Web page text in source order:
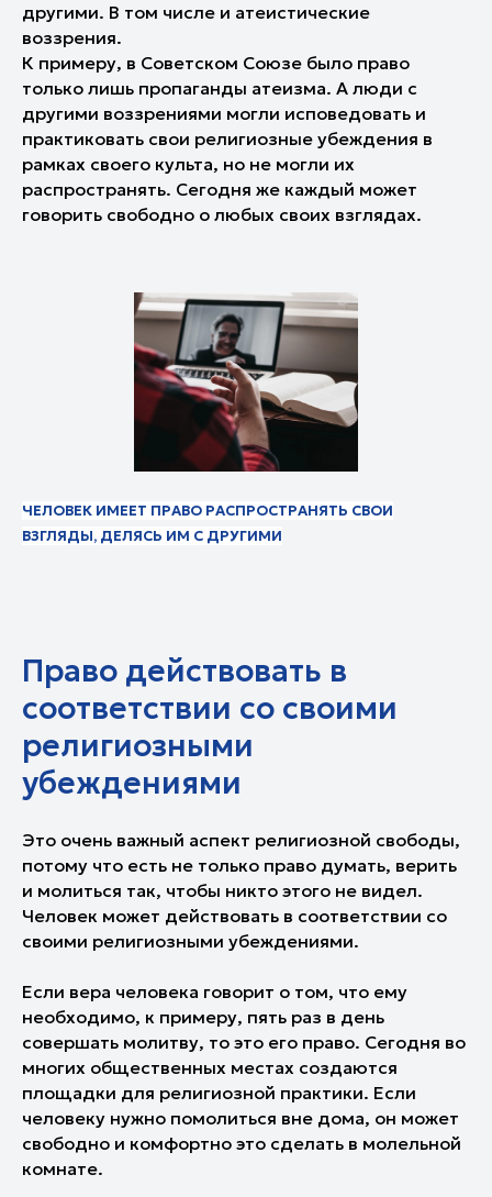
другими. В том числе и атеистические
воззрения.
К примеру, в Советском Союзе было право
только лишь пропаганды атеизма. А люди с
другими воззрениями могли исповедовать и
практиковать свои религиозные убеждения в
рамках своего культа, но не могли их
распространять. Сегодня же каждый может
говорить свободно о любых своих взглядах.
ЧЕЛОВЕК ИМЕЕТ ПРАВО РАСПРОСТРАНЯТЬ СВОИ
ВЗГЛЯДЫ, ДЕЛЯСЬ ИМ С ДРУГИМИ
Право действовать в
соответствии со своими
религиозными
убеждениями
Это очень важный аспект религиозной свободы,
потому что есть не только право думать, верить
и молиться так, чтобы никто этого не видел.
Человек может действовать в соответствии со
своими религиозными убеждениями.
Если вера человека говорит о том, что ему
необходимо, к примеру, пять раз в день
совершать молитву, то это его право. Сегодня во
многих общественных местах создаются
площадки для религиозной практики. Если
человеку нужно помолиться вне дома, он может
свободно и комфортно это сделать в молельной
комнате.